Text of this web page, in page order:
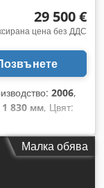
29 500 €
цена без ДДС
2006,
1 830 мм, Цвят:
x В): 190 x 421 x
Да -
107707 -
шпиндел:
Малка обява